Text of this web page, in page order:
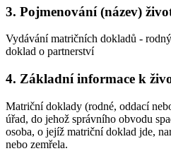
3. Pojmenování (název)
Vydávání matričních dokladů -
doklad o partnerství
4. Základní informace k
Matriční doklady (rodné, oddací
úřad, do jehož správního obvodu
osoba, o jejíž matriční doklad jde,
nebo zemřela.